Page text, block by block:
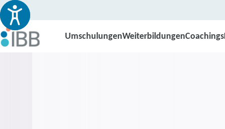
UmschulungenWeiterbildungenCoachings